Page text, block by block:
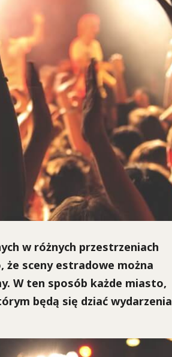
w różnych przestrzeniach
że sceny estradowe można
W ten sposób każde miasto,
będą się dziać wydarzenia